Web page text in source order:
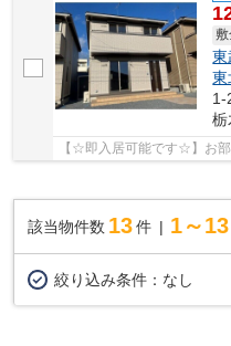
東
東
1-
栃
【☆即入居可能です☆】お
該当物件数 13件 1～13
絞り込み条件： なし